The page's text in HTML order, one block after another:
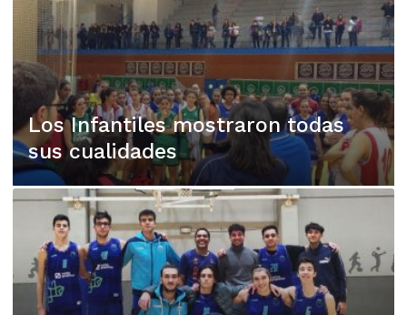
Los Infantiles mostraron todas
sus cualidades